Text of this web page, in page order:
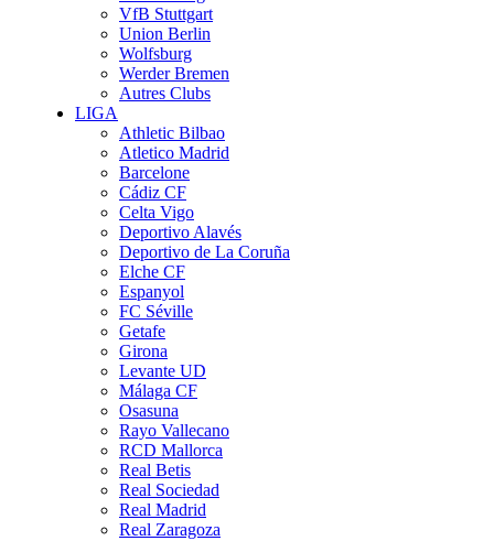
VfB Stuttgart
Union Berlin
Wolfsburg
Werder Bremen
Autres Clubs
LIGA
Athletic Bilbao
Atletico Madrid
Barcelone
Cádiz CF
Celta Vigo
Deportivo Alavés
Deportivo de La Coruña
Elche CF
Espanyol
FC Séville
Getafe
Girona
Levante UD
Málaga CF
Osasuna
Rayo Vallecano
RCD Mallorca
Real Betis
Real Sociedad
Real Madrid
Real Zaragoza